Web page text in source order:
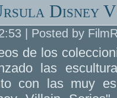
Disney
| Posted by
de los
las
con las muy